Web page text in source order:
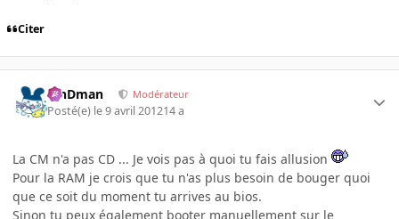
Citer
RinDman Modérateur
Posté(e) le 9 avril 201214 a
La CM n'a pas CD ... Je vois pas à quoi tu fais allusion
Pour la RAM je crois que tu n'as plus besoin de bouger quoi
que ce soit du moment tu arrives au bios.
Sinon tu peux également booter manuellement sur le